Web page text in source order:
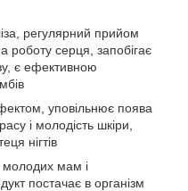
регулярний прийом
роботу серця, запобігає
є ефективною
уповільнює поява
і молодість шкіри,
нігтів
молодих мам і
постачає в організм